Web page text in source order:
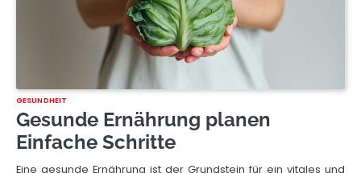
GESUNDHEIT
Gesunde Ernährung planen
Einfache Schritte
Eine gesunde Ernährung ist der Grundstein für ein vitales und